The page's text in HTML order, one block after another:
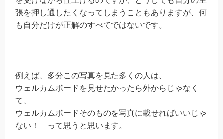
張を押し通したくなってしまうこともありますが、何
も自分だけが正解のすべてではないです。
例えば、多分この写真を見た多くの人は、
ウェルカムボードを見せたかったら外からじゃなく
て、
ウェルカムボードそのものを写真に載せればいいじゃ
ない！ って思うと思います。